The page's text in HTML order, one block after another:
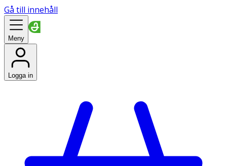
Gå till innehåll
Meny
Logga in